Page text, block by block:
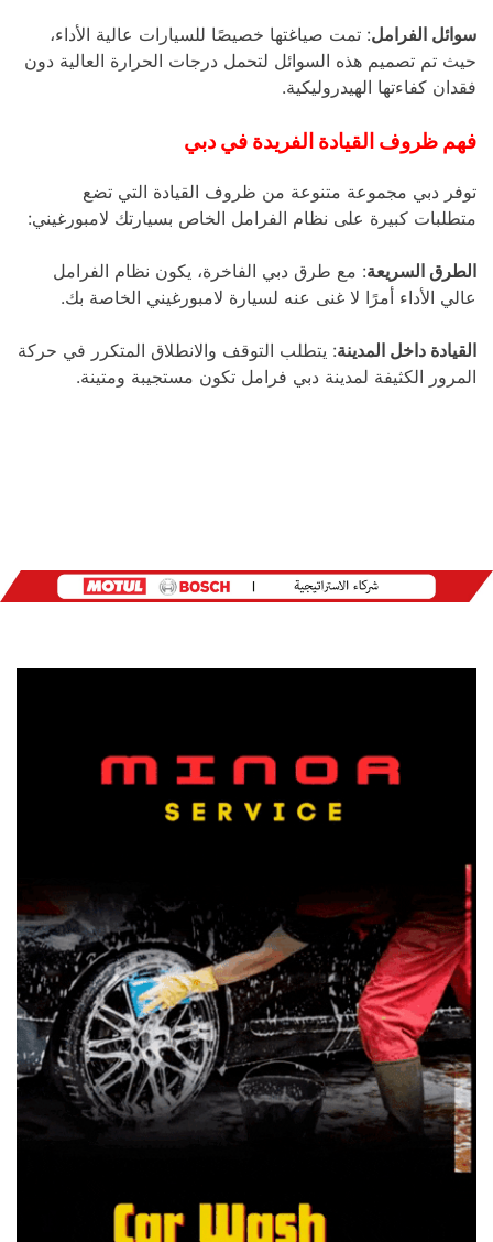
سوائل الفرامل: تمت صياغتها خصيصًا للسيارات عالية الأداء،
حيث تم تصميم هذه السوائل لتحمل درجات الحرارة العالية دون
فقدان كفاءتها الهيدروليكية.
فهم ظروف القيادة الفريدة في دبي
توفر دبي مجموعة متنوعة من ظروف القيادة التي تضع
متطلبات كبيرة على نظام الفرامل الخاص بسيارتك لامبورغيني:
الطرق السريعة: مع طرق دبي الفاخرة، يكون نظام الفرامل
عالي الأداء أمرًا لا غنى عنه لسيارة لامبورغيني الخاصة بك.
القيادة داخل المدينة: يتطلب التوقف والانطلاق المتكرر في حركة
المرور الكثيفة لمدينة دبي فرامل تكون مستجيبة ومتينة.